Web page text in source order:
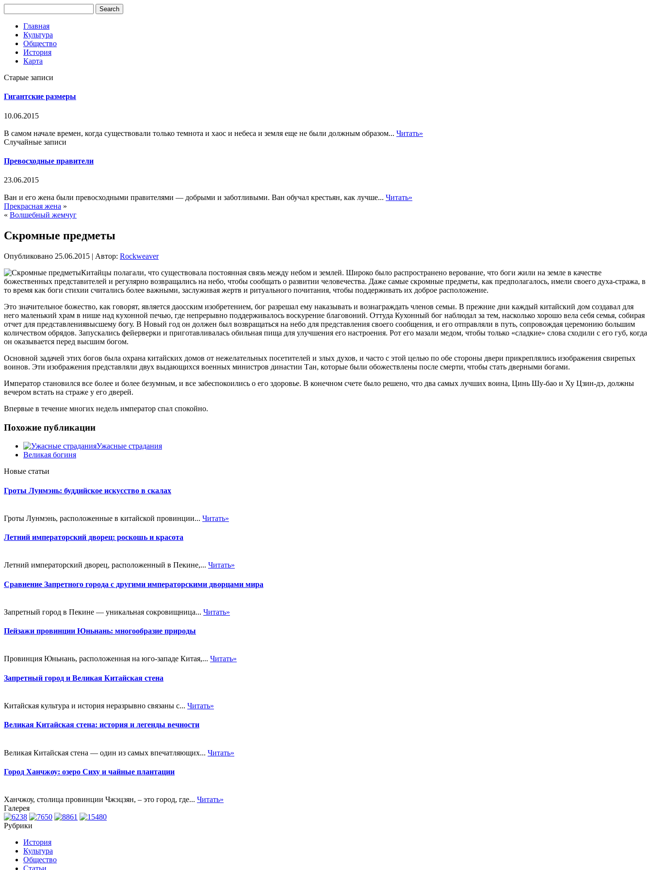
Главная
Культура
Общество
История
Карта
Старые записи
Гигантские размеры
10.06.2015
В самом начале времен, когда существовали только темнота и хаос и небеса и земля еще не были должным образом... Читать»
Случайные записи
Превосходные правители
23.06.2015
Ван и его жена были превосходными правителями — добрыми и заботливыми. Ван обучал крестьян, как лучше... Читать»
Прекрасная жена »
« Волшебный жемчуг
Скромные предметы
Опубликовано 25.06.2015 | Автор: Rockweaver
Китайцы полагали, что существовала постоянная связь между небом и землей. Широко было распространено верование, что боги жили на земле в качестве
божественных представителей и регулярно возвращались на небо, чтобы сообщать о развитии человечества. Даже самые скромные предметы, как предполагалось, имели своего духа-стража, в
то время как боги стихии считались более важными, заслуживая жертв и ритуального почитания, чтобы поддерживать их доброе расположение.
Это значительное божество, как говорят, является даосским изобретением, бог разрешал ему наказывать и вознаграждать членов семьи. В прежние дни каждый китайский дом создавал для
него маленький храм в нише над кухонной печью, где непрерывно поддерживалось воскурение благовоний. Оттуда Кухонный бог наблюдал за тем, насколько хорошо вела себя семья, собирая
отчет для представлениявысшему богу. В Новый год он должен был возвращаться на небо для представления своего сообщения, и его отправляли в путь, сопровождая церемонию большим
количеством обрядов. Запускались фейерверки и приготавливалась обильная пища для улучшения его настроения. Рот его мазали медом, чтобы только «сладкие» слова сходили с его губ, когда
он оказывается перед высшим богом.
Основной задачей этих богов была охрана китайских домов от нежелательных посетителей и злых духов, и часто с этой целью по обе стороны двери прикреплялись изображения свирепых
воинов. Эти изображения представляли двух выдающихся военных министров династии Тан, которые были обожествлены после смерти, чтобы стать дверными богами.
Император становился все более и более безумным, и все забеспокоились о его здоровье. В конечном счете было решено, что два самых лучших воина, Цинь Шу-бао и Ху Цзин-дэ, должны
вечером встать на страже у его дверей.
Впервые в течение многих недель император спал спокойно.
Похожие публикации
Ужасные страдания
Великая богиня
Новые статьи
Гроты Лунмэнь: буддийское искусство в скалах
Гроты Лунмэнь, расположенные в китайской провинции... Читать»
Летний императорский дворец: роскошь и красота
Летний императорский дворец, расположенный в Пекине,... Читать»
Сравнение Запретного города с другими императорскими дворцами мира
Запретный город в Пекине — уникальная сокровищница... Читать»
Пейзажи провинции Юньнань: многообразие природы
Провинция Юньнань, расположенная на юго-западе Китая,... Читать»
Запретный город и Великая Китайская стена
Китайская культура и история неразрывно связаны с... Читать»
Великая Китайская стена: история и легенды вечности
Великая Китайская стена — один из самых впечатляющих... Читать»
Город Ханчжоу: озеро Сиху и чайные плантации
Ханчжоу, столица провинции Чжэцзян, – это город, где... Читать»
Галерея
Рубрики
История
Культура
Общество
Статьи